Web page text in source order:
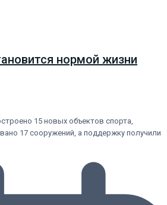
нормой жизни
15 новых объектов спорта,
17 сооружений, а поддержку получили